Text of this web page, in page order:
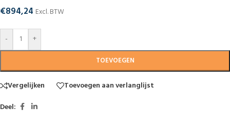
€894,24 Excl. BTW
- +
TOEVOEGEN
Vergelijken
Toevoegen aan verlanglijst
Deel: